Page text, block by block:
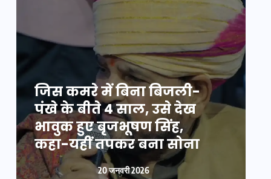
जिस कमरे में बिना बिजली-
पंखे के बीते 4 साल, उसे देख
भावुक हुए बृजभूषण सिंह,
कहा-यहीं तपकर बना सोना
20 जनवरी 2026